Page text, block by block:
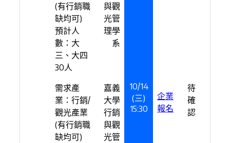
(有行銷職
缺均可)
預計人
數：大
三、大四
30人
與觀
光管
理學
系
需求產
業：行銷/
觀光產業
(有行銷職
缺均可)
嘉義
大學
行銷
與觀
光管
10/14
(三)
15:30
企業
報名
待
確
認